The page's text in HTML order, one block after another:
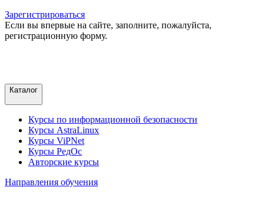
Зарегистрироваться
Если вы впервые на сайте, заполните, пожалуйста,
регистрационную форму.
Каталог
Курсы по информационной безопасности
Курсы AstraLinux
Курсы ViPNet
Курсы РедОс
Авторские курсы
Направления обучения